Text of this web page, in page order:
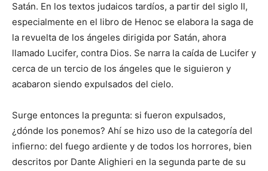
Satán. En los textos judaicos tardíos, a partir del siglo II,
especialmente en el libro de Henoc se elabora la saga de
la revuelta de los ángeles dirigida por Satán, ahora
llamado Lucifer, contra Dios. Se narra la caída de Lucifer y
cerca de un tercio de los ángeles que le siguieron y
acabaron siendo expulsados del cielo.
Surge entonces la pregunta: si fueron expulsados,
¿dónde los ponemos? Ahí se hizo uso de la categoría del
infierno: del fuego ardiente y de todos los horrores, bien
descritos por Dante Alighieri en la segunda parte de su